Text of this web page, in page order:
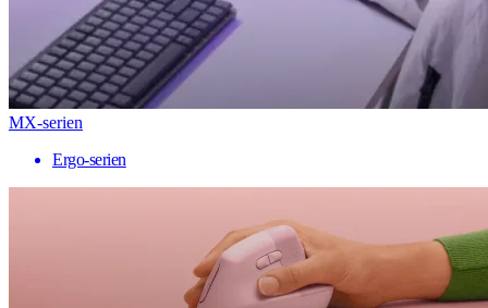
MX-serien
Ergo-serien